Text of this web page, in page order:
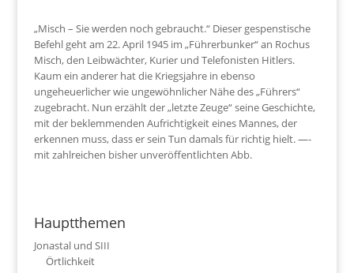
„Misch – Sie werden noch gebraucht.“ Dieser gespenstische
Befehl geht am 22. April 1945 im „Führerbunker“ an Rochus
Misch, den Leibwächter, Kurier und Telefonisten Hitlers.
Kaum ein anderer hat die Kriegsjahre in ebenso
ungeheuerlicher wie ungewöhnlicher Nähe des „Führers“
zugebracht. Nun erzählt der „letzte Zeuge“ seine Geschichte,
mit der beklemmenden Aufrichtigkeit eines Mannes, der
erkennen muss, dass er sein Tun damals für richtig hielt. —-
mit zahlreichen bisher unveröffentlichten Abb.
Hauptthemen
Jonastal und SIII
Örtlichkeit